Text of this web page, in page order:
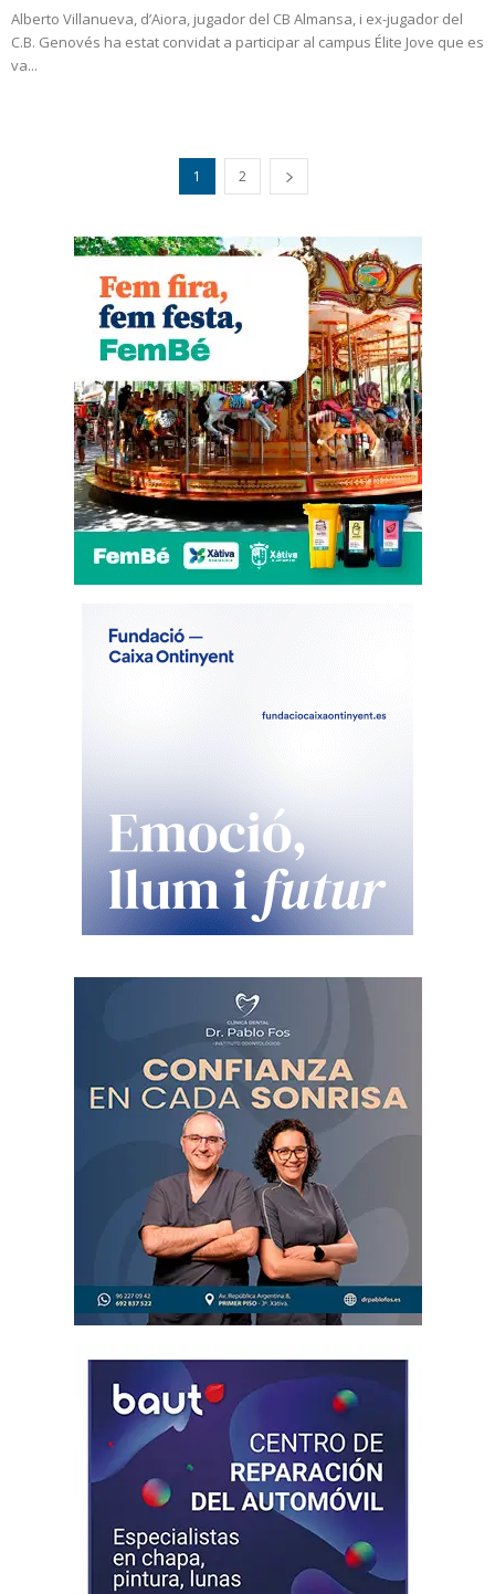
Alberto Villanueva, d’Aiora, jugador del CB Almansa, i ex-jugador del
C.B. Genovés ha estat convidat a participar al campus Élite Jove que es
va...
1 2